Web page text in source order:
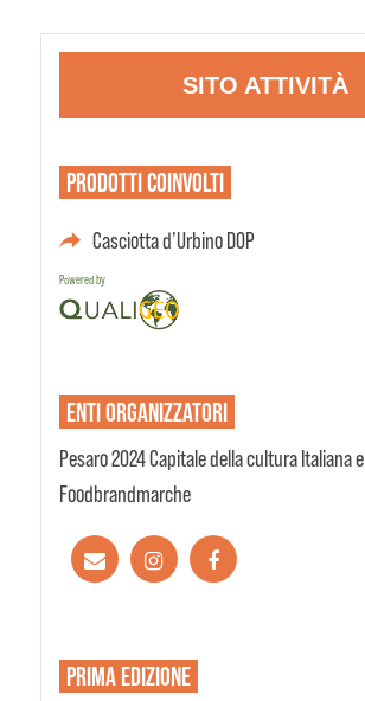
SITO ATTIVITÀ
PRODOTTICOINVOLTI
Casciotta d’Urbino DOP
Powered by
ENTIORGANIZZATORI
Pesaro 2024 Capitale della cultura Italiana e
Foodbrandmarche
PRIMA EDIZIONE